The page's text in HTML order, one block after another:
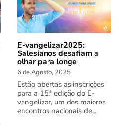
E-vangelizar2025:
Salesianos desafiam a
olhar para longe
6 de Agosto, 2025
Estão abertas as inscrições
para a 15.ª edição do E-
vangelizar, um dos maiores
encontros nacionais de...